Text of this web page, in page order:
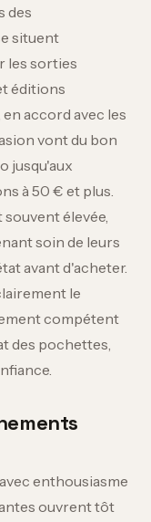
des
situent
les sorties
éditions
accord avec les
vont du bon
jusqu'aux
à 50 € et plus.
élevée,
soin de leurs
avant d'acheter.
le
compétent
des pochettes,
enthousiasme
ouvrent tôt